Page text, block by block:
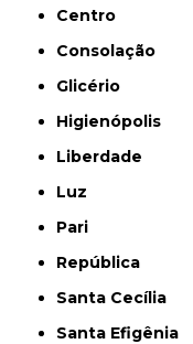
Centro
Consolação
Glicério
Higienópolis
Liberdade
Luz
Pari
República
Santa Cecília
Santa Efigênia